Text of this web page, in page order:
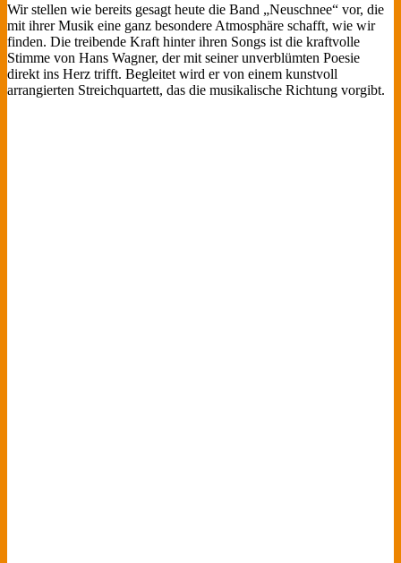
Wir stellen wie bereits gesagt heute die Band „Neuschnee“ vor, die
mit ihrer Musik eine ganz besondere Atmosphäre schafft, wie wir
finden. Die treibende Kraft hinter ihren Songs ist die kraftvolle
Stimme von Hans Wagner, der mit seiner unverblümten Poesie
direkt ins Herz trifft. Begleitet wird er von einem kunstvoll
arrangierten Streichquartett, das die musikalische Richtung vorgibt.